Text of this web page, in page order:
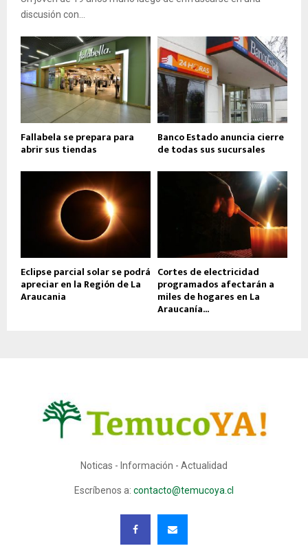
discusión con...
Fallabela se prepara para
abrir sus tiendas
Banco Estado anuncia cierre
de todas sus sucursales
Eclipse parcial solar se podrá
apreciar en la Región de La
Araucania
Cortes de electricidad
programados afectarán a
miles de hogares en La
Araucanía...
Noticas - Información - Actualidad
Escríbenos a: contacto@temucoya.cl